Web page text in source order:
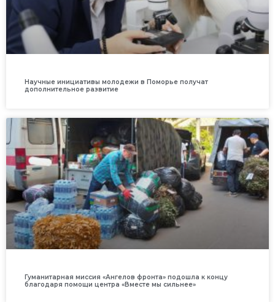
Научные инициативы молодежи в Поморье получат
дополнительное развитие
Гуманитарная миссия «Ангелов фронта» подошла к концу
благодаря помощи центра «Вместе мы сильнее»